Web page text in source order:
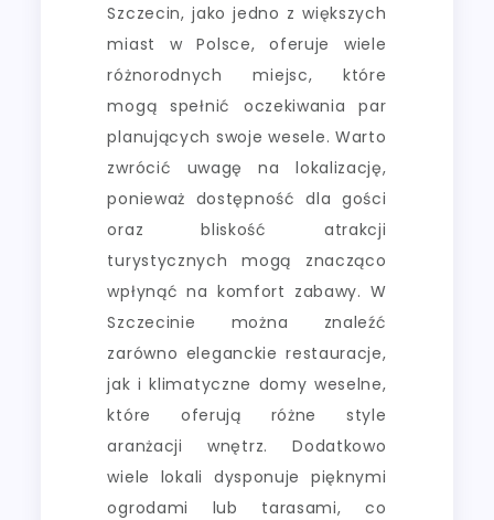
Szczecin, jako jedno z większych
miast w Polsce, oferuje wiele
różnorodnych miejsc, które
mogą spełnić oczekiwania par
planujących swoje wesele. Warto
zwrócić uwagę na lokalizację,
ponieważ dostępność dla gości
oraz bliskość atrakcji
turystycznych mogą znacząco
wpłynąć na komfort zabawy. W
Szczecinie można znaleźć
zarówno eleganckie restauracje,
jak i klimatyczne domy weselne,
które oferują różne style
aranżacji wnętrz. Dodatkowo
wiele lokali dysponuje pięknymi
ogrodami lub tarasami, co